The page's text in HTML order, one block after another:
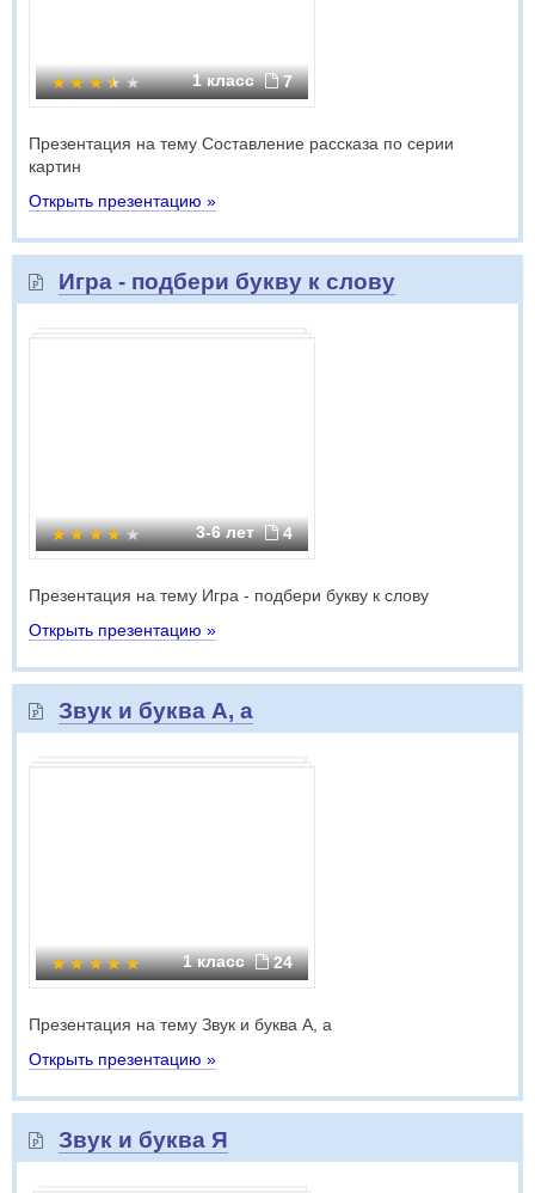
1 класс 7
Презентация на тему Составление рассказа по серии
картин
Открыть презентацию »
Игра - подбери букву к слову
3-6 лет 4
Презентация на тему Игра - подбери букву к слову
Открыть презентацию »
Звук и буква А, а
1 класс 24
Презентация на тему Звук и буква А, а
Открыть презентацию »
Звук и буква Я